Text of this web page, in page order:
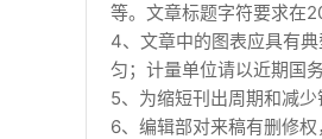
等。文章标题字符要求在
4、文章中的图表应具有
匀；计量单位请以近期国
5、为缩短刊出周期和减
6、编辑部对来稿有删修